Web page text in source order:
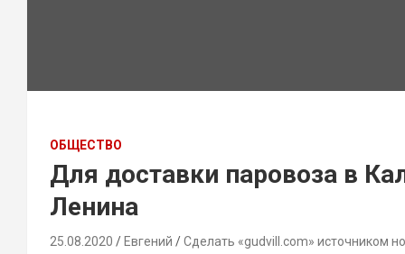
ОБЩЕСТВО
Для доставки паровоза в
Ленина
25.08.2020 Евгений Сделать «gudvill.com» источником